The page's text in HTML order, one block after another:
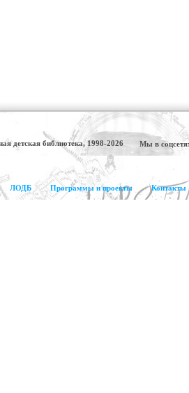
детская библиотека, 1998-2026 Мы в
ЛОДБ Программы и проекты Контакты